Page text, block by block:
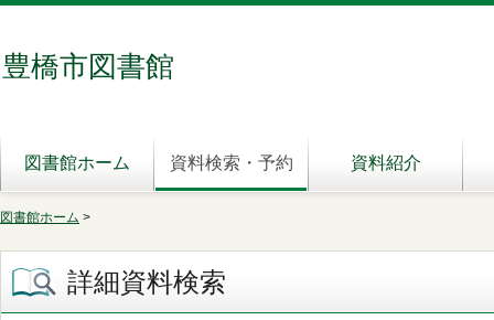
豊橋市図書館
図書館ホーム 資料検索・予約 資料紹介
図書館ホーム >
詳細資料検索